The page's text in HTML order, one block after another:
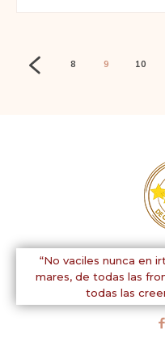
8 9 10
“No vaciles nunca en
mares, de todas las
todas las